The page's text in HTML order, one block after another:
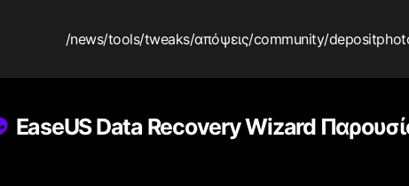
/news/tools/tweaks/απόψεις/community/
EaseUS Data Recovery Wizard